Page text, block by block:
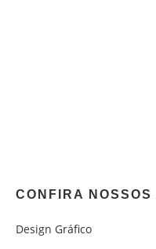
CONFIRA NOSSOS
Design Gráfico